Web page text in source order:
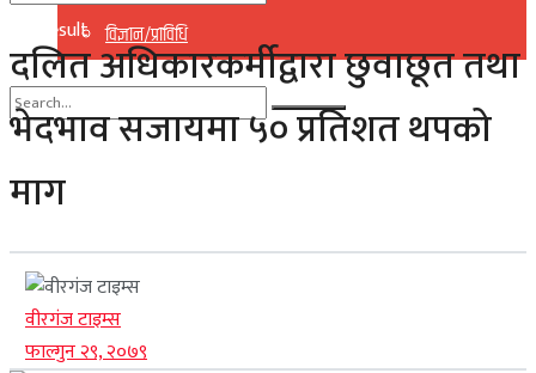
विज्ञान/प्राविधि
No Result
View All Result
No Result
View All Result
दलित अधिकारकर्मीद्वारा छुवाछूत तथा
भेदभाव सजायमा ५० प्रतिशत थपको
माग
वीरगंज टाइम्स
फाल्गुन २९, २०७९